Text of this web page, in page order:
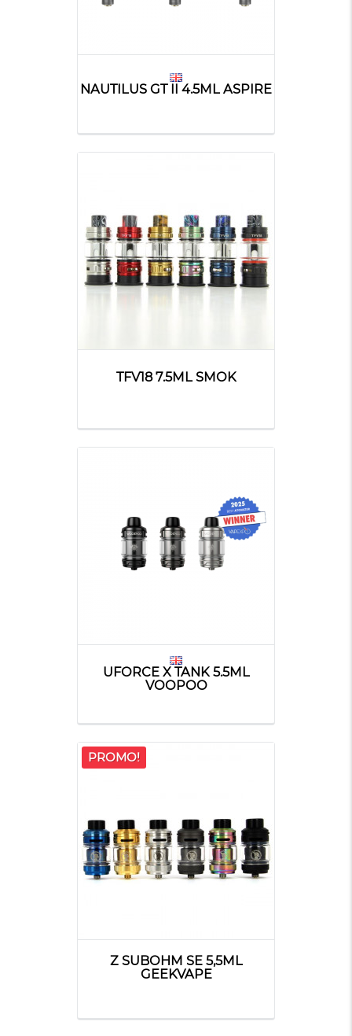
NAUTILUS GT II 4.5ML ASPIRE
TFV18 7.5ML SMOK
UFORCE X TANK 5.5ML
VOOPOO
PROMO!
Z SUBOHM SE 5,5ML
GEEKVAPE